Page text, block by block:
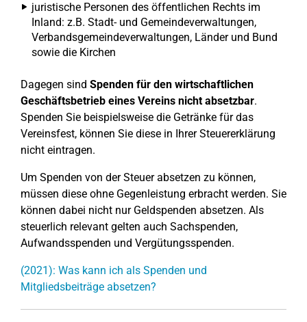
juristische Personen des öffentlichen Rechts im
Inland: z.B. Stadt- und Gemeindeverwaltungen,
Verbandsgemeindeverwaltungen, Länder und Bund
sowie die Kirchen
Dagegen sind Spenden für den wirtschaftlichen
Geschäftsbetrieb eines Vereins nicht absetzbar.
Spenden Sie beispielsweise die Getränke für das
Vereinsfest, können Sie diese in Ihrer Steuererklärung
nicht eintragen.
Um Spenden von der Steuer absetzen zu können,
müssen diese ohne Gegenleistung erbracht werden. Sie
können dabei nicht nur Geldspenden absetzen. Als
steuerlich relevant gelten auch Sachspenden,
Aufwandsspenden und Vergütungsspenden.
(2021): Was kann ich als Spenden und
Mitgliedsbeiträge absetzen?